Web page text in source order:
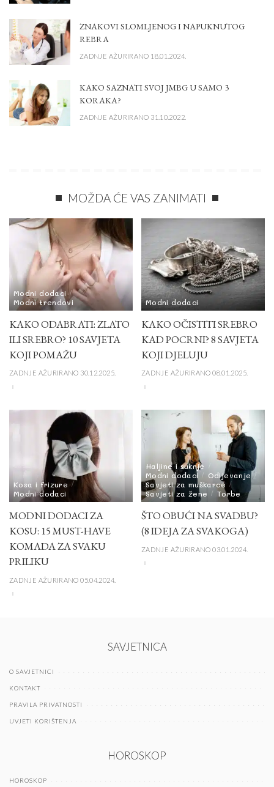
ZNAKOVI SLOMLJENOG I NAPUKNUTOG
REBRA
ZADNJE AŽURIRANO 18.01.2024.
KAKO SAZNATI SVOJ JMBG U SAMO 3
KORAKA?
ZADNJE AŽURIRANO 31.10.2022.
MOŽDA ĆE VAS ZANIMATI
Modni dodaci
Modni trendovi
KAKO ODABRATI: ZLATO
ILI SREBRO? 10 SAVJETA
KOJI POMAŽU
ZADNJE AŽURIRANO 30.12.2025.
Modni dodaci
KAKO OČISTITI SREBRO
KAD POCRNI? 8 SAVJETA
KOJI DJELUJU
ZADNJE AŽURIRANO 08.01.2025.
Kosa i frizure
Modni dodaci
MODNI DODACI ZA
KOSU: 15 MUST-HAVE
KOMADA ZA SVAKU
PRILIKU
ZADNJE AŽURIRANO 05.04.2024.
Haljine i suknje
Modni dodaci
Odijevanje
Savjeti za muškarce
Savjeti za žene
Torbe
ŠTO OBUĆI NA SVADBU?
(8 IDEJA ZA SVAKOGA)
ZADNJE AŽURIRANO 03.01.2024.
SAVJETNICA
O SAVJETNICI
KONTAKT
PRAVILA PRIVATNOSTI
UVJETI KORIŠTENJA
HOROSKOP
HOROSKOP